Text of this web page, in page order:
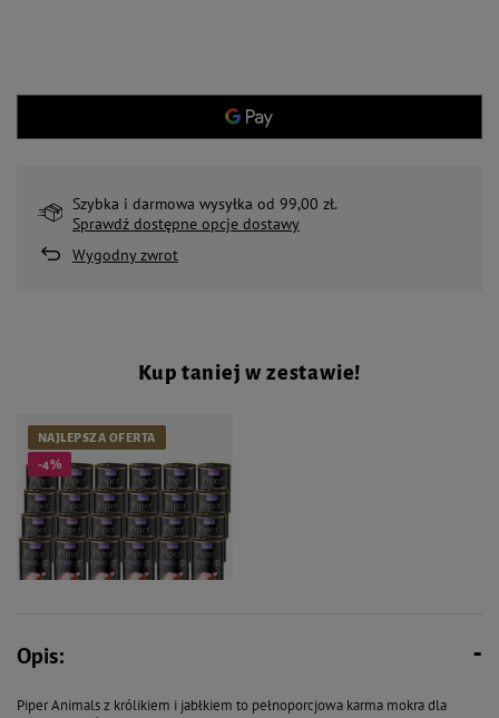
Szybka i darmowa wysyłka od 99,00 zł.
Sprawdź dostępne opcje dostawy
Wygodny zwrot
Kup taniej w zestawie!
NAJLEPSZA OFERTA
-4%
159,60 zł
Mokra Karma dla psa Piper
Opis:
Piper Animals z królikiem i jabłkiem to pełnoporcjowa karma mokra dla